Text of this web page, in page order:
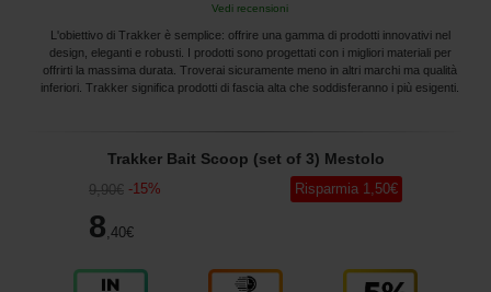
Vedi recensioni
L'obiettivo di Trakker è semplice: offrire una gamma di prodotti innovativi nel
design, eleganti e robusti. I prodotti sono progettati con i migliori materiali per
offrirti la massima durata. Troverai sicuramente meno in altri marchi ma qualità
inferiori. Trakker significa prodotti di fascia alta che soddisferanno i più esigenti.
Trakker Bait Scoop (set of 3) Mestolo
9,90€ -15%
8 ,40€
Risparmia 1 ,50€